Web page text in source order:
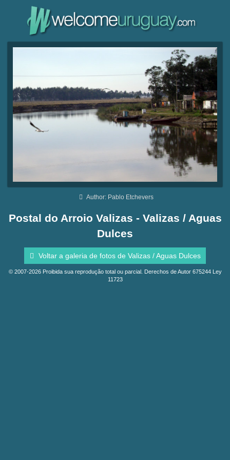
Author: Pablo Etchevers
Postal do Arroio Valizas - Valizas / Aguas
Dulces
Voltar a galeria de fotos de Valizas / Aguas Dulces
© 2007-2026 Proibida sua reprodução total ou parcial. Derechos de Autor 675244 Ley
11723